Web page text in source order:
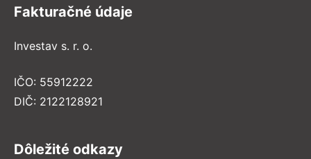
Fakturačné údaje
Investav s. r. o.
IČO: 55912222
DIČ: 2122128921
Dôležité odkazy